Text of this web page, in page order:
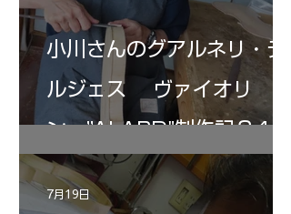
小川さんのグアルネリ・デ
ルジェス ヴァイオリ
ン ”ALARD"制作記３4
7月19日